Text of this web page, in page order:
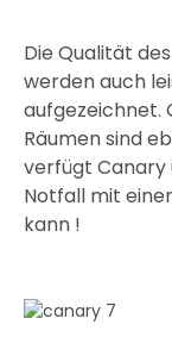
Die Qualität
werden auch
aufgezeichnet.
Räumen sind
verfügt Canary
Notfall mit
kann !